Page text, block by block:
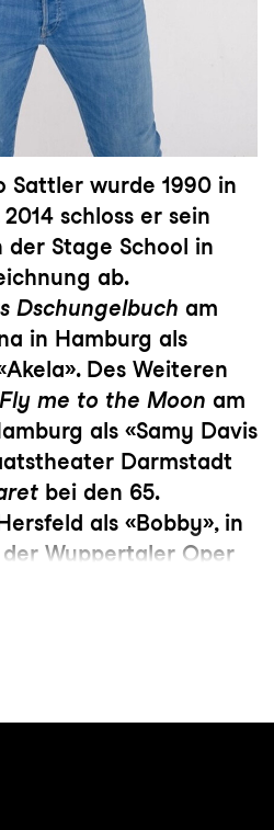
Sattler wurde 1990 in
schloss er sein
der Stage School in
ab.
Dschungelbuch am
in Hamburg als
Des Weiteren
Fly me to the Moon am
als «Samy Davis
Darmstadt
bei den 65.
als «Bobby», in
Wuppertaler Oper
in
in
«Nibbles», in